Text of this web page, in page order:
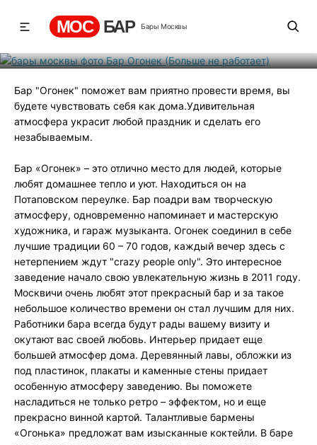
МОС БАР Бары Москвы
Бар "Огонек" поможет вам приятно провести время, вы
будете чувствовать себя как дома.Удивительная
атмосфера украсит любой праздник и сделать его
незабываемым.
Бар «Огонек» – это отлично место для людей, которые
любят домашнее тепло и уют. Находиться он на
Потаповском переулке. Бар поадри вам творческую
атмосферу, одновременно напоминает и мастерскую
художника, и гараж музыканта. Огонек соединил в себе
лучшие традиции 60 – 70 годов, каждый вечер здесь с
нетерпением ждут "crazy people only". Это интересное
заведение начало свою увлекательную жизнь в 2011 году.
Москвичи очень любят этот прекрасный бар и за такое
небольшое количество времени он стал лучшим для них.
Работники бара всегда будут рады вашему визиту и
окутают вас своей любовь. Интерьер придает еще
большей атмосфер дома. Деревянный лавы, обложки из
под пластинок, плакаты и каменные стены придает
особенную атмосферу заведению. Вы поможете
насладиться не только ретро – эффектом, но и еще
прекрасно винной картой. Талантливые бармены
«Огонька» предложат вам изысканные коктейли. В баре